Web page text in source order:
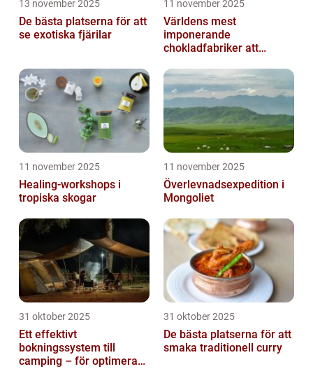
13 november 2025
De bästa platserna för att
se exotiska fjärilar
11 november 2025
Världens mest
imponerande
chokladfabriker att
11 november 2025
Healing-workshops i
tropiska skogar
11 november 2025
Överlevnadsexpedition i
Mongoliet
31 oktober 2025
Ett effektivt
bokningssystem till
camping – för optimerad
31 oktober 2025
De bästa platserna för att
smaka traditionell curry